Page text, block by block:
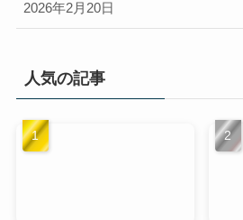
2026年2月20日
人気の記事